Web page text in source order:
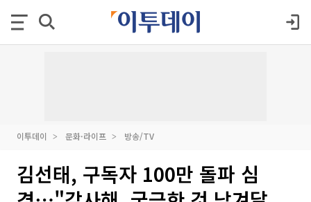
이투데이 문화·라이프 방송/TV
김선태, 구독자 100만 돌파 심